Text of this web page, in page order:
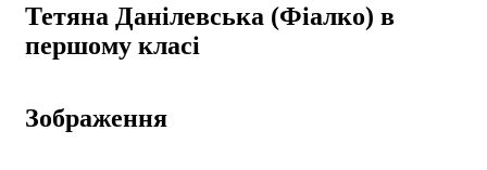
Тетяна Данілевська (Фіалко) в
першому класі
Зображення